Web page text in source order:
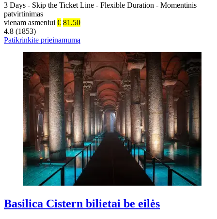
3 Days - Skip the Ticket Line - Flexible Duration - Momentinis
patvirtinimas
vienam asmeniui € 81.50
4.8 (1853)
Patikrinkite prieinamumą
Basilica Cistern bilietai be eilės